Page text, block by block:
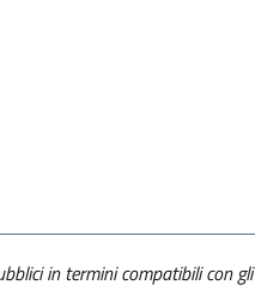
in termini compatibili con gli